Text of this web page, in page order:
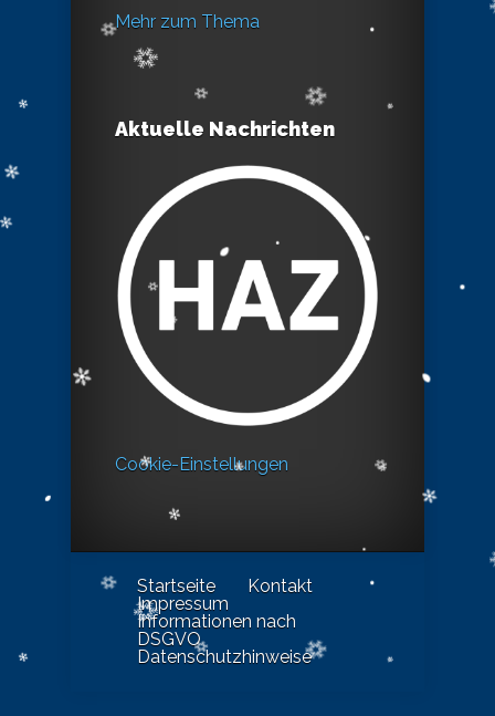
Mehr zum Thema
Aktuelle Nachrichten
Cookie-Einstellungen
Startseite
Kontakt
Impressum
Informationen nach
DSGVO
Datenschutzhinweise